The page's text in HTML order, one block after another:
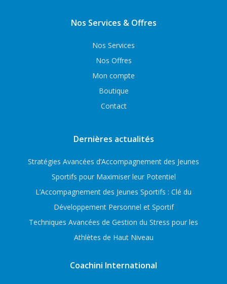
Nos Services & Offres
Nos Services
Nos Offres
Mon compte
Boutique
Contact
Dernières actualités
Stratégies Avancées d’Accompagnement des Jeunes
Sportifs pour Maximiser leur Potentiel
L’Accompagnement des Jeunes Sportifs : Clé du
Développement Personnel et Sportif
Techniques Avancées de Gestion du Stress pour les
Athlètes de Haut Niveau
Coachini International